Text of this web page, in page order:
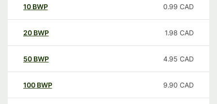
10 BWP 0.99 CAD
20 BWP 1.98 CAD
50 BWP 4.95 CAD
100 BWP 9.90 CAD